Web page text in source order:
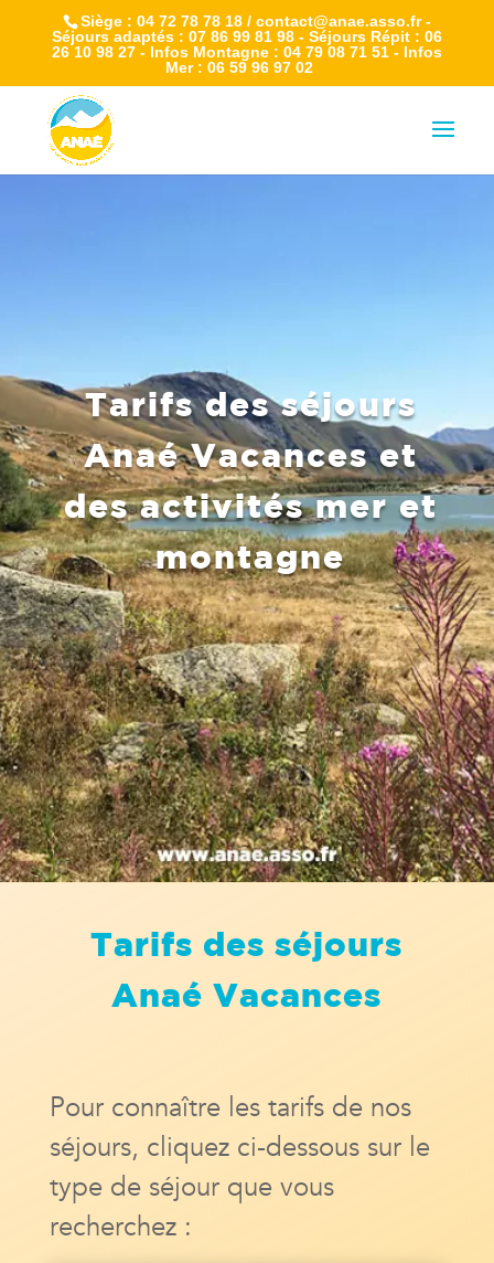
Siège : 04 72 78 78 18 / contact@anae.asso.fr -
Séjours adaptés : 07 86 99 81 98 - Séjours Répit : 06
26 10 98 27 - Infos Montagne : 04 79 08 71 51 - Infos
Mer : 06 59 96 97 02
Tarifs des séjours
Anaé Vacances et
des activitésmer et
montagne
Tarifs des séjours
Anaé Vacances
Pour connaître les tarifs de nos
séjours, cliquez ci-dessous sur le
type de séjour que vous
recherchez :